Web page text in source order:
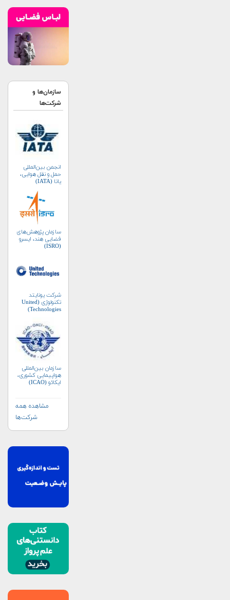
سازمان‌ها و
شرکت‌ها
انجمن بین‌المللی
حمل و نقل هوایی،
یاتا (IATA)
سازمان پژوهش‌های
فضایی هند، ایسرو
(ISRO)
شرکت یونایتد
تکنولوژی (United
Technologies)
سازمان بین‌المللی
هواپیمایی کشوری،
ایکائو (ICAO)
مشاهده همه
شرکت‌ها